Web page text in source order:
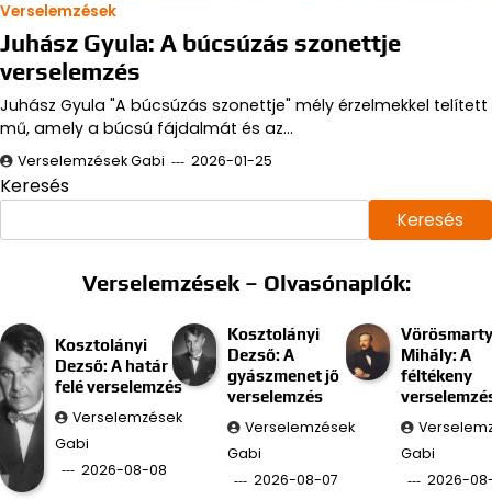
Verselemzések
Juhász Gyula: A búcsúzás szonettje
verselemzés
Juhász Gyula "A búcsúzás szonettje" mély érzelmekkel telített
mű, amely a búcsú fájdalmát és az…
Verselemzések Gabi 2026-01-25
Keresés
Keresés
Verselemzések – Olvasónaplók:
Kosztolányi
Dezső: A határ
felé verselemzés
Verselemzések
Gabi
2026-08-08
Kosztolányi
Dezső: A
gyászmenet jő
verselemzés
Verselemzések
Gabi
2026-08-07
Vörösmarty
Mihály: A
féltékeny
Gabi
2026-